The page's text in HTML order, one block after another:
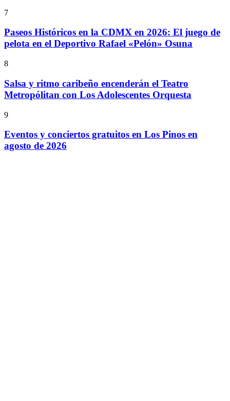
7
Paseos Históricos en la CDMX en 2026: El juego de
pelota en el Deportivo Rafael «Pelón» Osuna
8
Salsa y ritmo caribeño encenderán el Teatro
Metropólitan con Los Adolescentes Orquesta
9
Eventos y conciertos gratuitos en Los Pinos en
agosto de 2026